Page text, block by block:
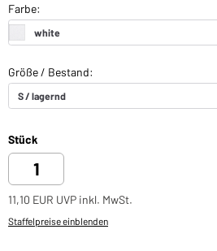
Stück
11,10 EUR UVP inkl. MwSt.
Staffelpreise einblenden